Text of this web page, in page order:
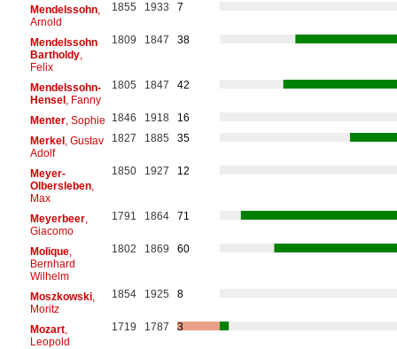
Mendelssohn,
Arnold
1855 1933 7
Mendelssohn
Bartholdy,
Felix
1809 1847 38
Mendelssohn-
Hensel, Fanny
1805 1847 42
Menter, Sophie 1846 1918
16
Merkel, Gustav
Adolf
1827 1885 35
Meyer-
Olbersleben,
Max
1850 1927 12
Meyerbeer,
Giacomo
1791 1864 71
Molique,
Bernhard
Wilhelm
1802 1869 60
Moszkowski,
Moritz
1854 1925 8
Mozart,
Leopold
1719 1787 3